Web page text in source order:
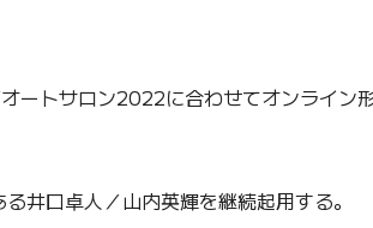
ートサロン2022に合わせてオンライン
口卓人／山内英輝を継続起用する。